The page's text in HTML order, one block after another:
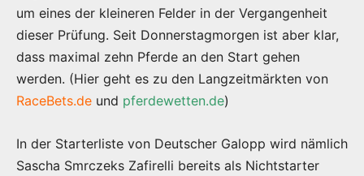
um eines der kleineren Felder in der Vergangenheit
dieser Prüfung. Seit Donnerstagmorgen ist aber klar,
dass maximal zehn Pferde an den Start gehen
werden. (Hier geht es zu den Langzeitmärkten von
RaceBets.de und pferdewetten.de)
In der Starterliste von Deutscher Galopp wird nämlich
Sascha Smrczeks Zafirelli bereits als Nichtstarter